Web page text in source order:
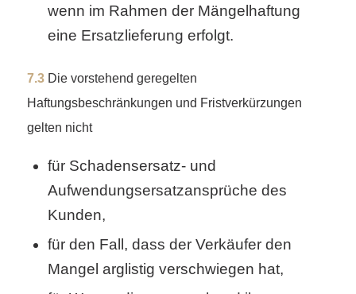
wenn im Rahmen der Mängelhaftung
eine Ersatzlieferung erfolgt.
7.3Die vorstehend geregelten
Haftungsbeschränkungen und Fristverkürzungen
gelten nicht
für Schadensersatz- und
Aufwendungsersatzansprüche des
Kunden,
für den Fall, dass der Verkäufer den
Mangel arglistig verschwiegen hat,